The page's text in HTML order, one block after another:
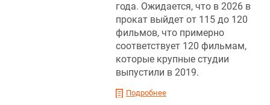
года. Ожидается, что в 2026 в
прокат выйдет от 115 до 120
фильмов, что примерно
соответствует 120 фильмам,
которые крупные студии
выпустили в 2019.
Подробнее